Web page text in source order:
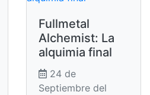
Fullmetal
Alchemist: La
alquimia final
24 de
Septiembre del